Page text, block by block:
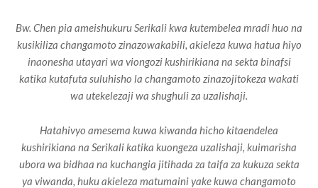
Bw. Chen pia ameishukuru Serikali kwa kutembelea mradi huo na
kusikiliza changamoto zinazowakabili, akieleza kuwa hatua hiyo
inaonesha utayari wa viongozi kushirikiana na sekta binafsi
katika kutafuta suluhisho la changamoto zinazojitokeza wakati
wa utekelezaji wa shughuli za uzalishaji.
Hatahivyo amesema kuwa kiwanda hicho kitaendelea
kushirikiana na Serikali katika kuongeza uzalishaji, kuimarisha
ubora wa bidhaa na kuchangia jitihada za taifa za kukuza sekta
ya viwanda, huku akieleza matumaini yake kuwa changamoto